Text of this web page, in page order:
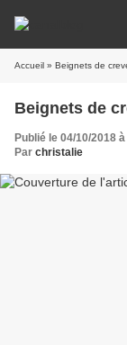
Accueil » Beignets de
Beignets de
Publié le 04/10/2018
Par christalie